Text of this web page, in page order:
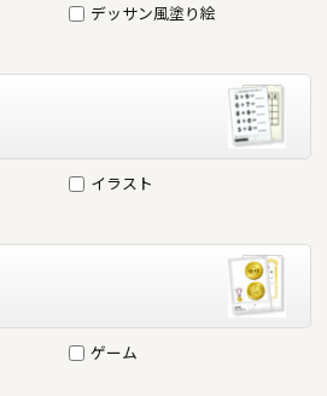
デッサン風塗り絵
イラスト
ゲーム